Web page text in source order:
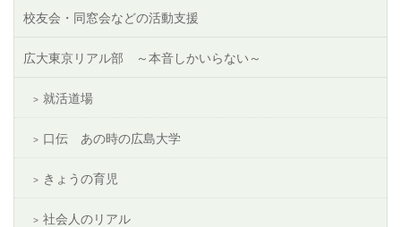
校友会・同窓会などの活動支援
広大東京リアル部 ～本音しかいらない～
就活道場
口伝 あの時の広島大学
きょうの育児
社会人のリアル